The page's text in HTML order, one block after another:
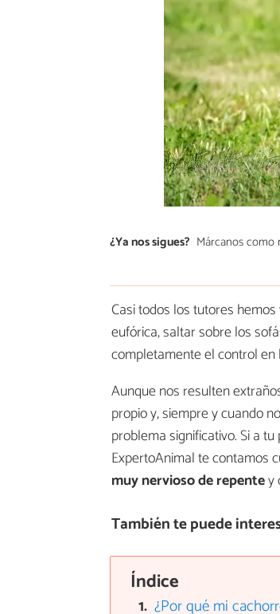
¿Ya nos sigues? Márcanos como
Casi todos los tutores
eufórica, saltar sobre los
completamente el control
Aunque nos resulten
propio y, siempre y cuando
problema significativo. Si a
ExpertoAnimal te contamos
muy nervioso de repentey
También te puede
Índice
¿Por qué mi